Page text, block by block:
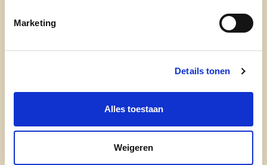
Marketing
Details tonen
Alles toestaan
Weigeren
Engagement
contact